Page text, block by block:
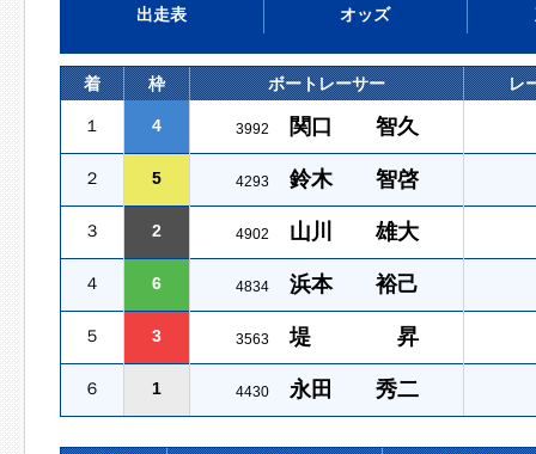
出走表 オッズ
着 枠 ボートレーサー レ
１ 4 3992 関口 智久
２ 5 4293 鈴木 智啓
３ 2 4902 山川 雄大
４ 6 4834 浜本 裕己
５ 3 3563 堤 昇
６ 1 4430 永田 秀二